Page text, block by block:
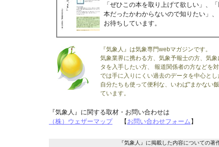
「ぜひこの本を取り上げて欲しい」、
本だったかわからないので知りたい」
お待ちしています。
『気象人』は気象専門webマガジンです。
気象業界に携わる方、気象予報士の方、気
タを入手したい方、 報道関係者の方などを
では手に入りにくい過去のデータを中心と
自分たちも使って便利な、いわば"まかない
ています。
『気象人』に関する取材・お問い合わせは
（株）ウェザーマップ【 お問い合わせフォーム 】
『気象人』に掲載した内容についての